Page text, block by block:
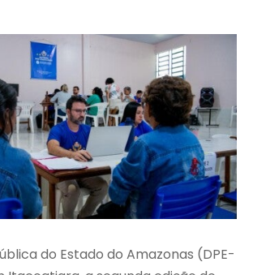
do Estado do Amazonas (DPE-